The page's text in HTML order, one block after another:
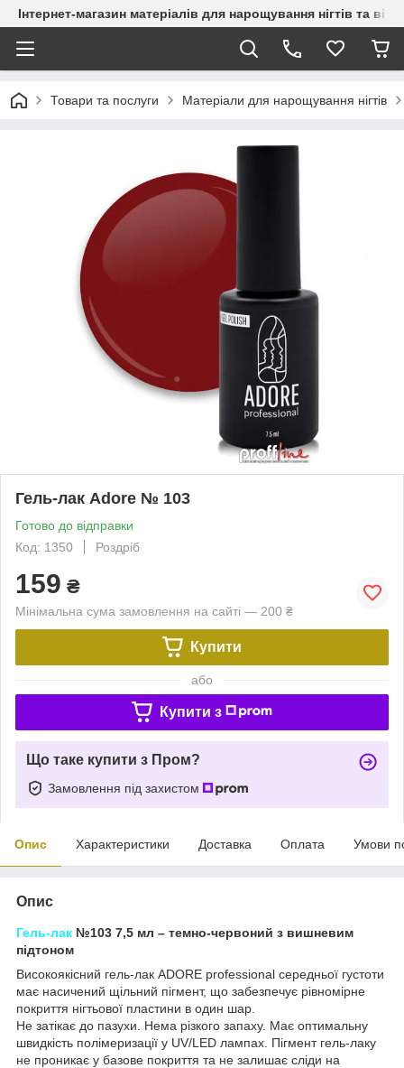
Інтернет-магазин матеріалів для нарощування нігтів та вій
Товари та послуги Матеріали для нарощування нігтів
Гель-лак Adore № 103
Готово до відправки
Код: 1350
Роздріб
159 ₴
Мінімальна сума замовлення на сайті — 200 ₴
Купити
або
Купити з
Що таке купити з Пром?
Замовлення під захистом
Опис Характеристики Доставка Оплата Умови
Опис
Гель-лак №103 7,5 мл – темно-червоний з вишневим
підтоном
Високоякісний гель-лак ADORE professional середньої густоти
має насичений щільний пігмент, що забезпечує рівномірне
покриття нігтьової пластини в один шар.
Не затікає до пазухи. Нема різкого запаху. Має оптимальну
швидкість полімеризації у UV/LED лампах. Пігмент гель-лаку
не проникає у базове покриття та не залишає сліди на